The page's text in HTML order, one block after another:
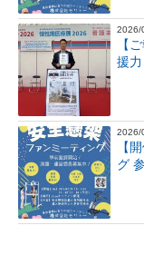
2026/
【
援
2026/
【
グ